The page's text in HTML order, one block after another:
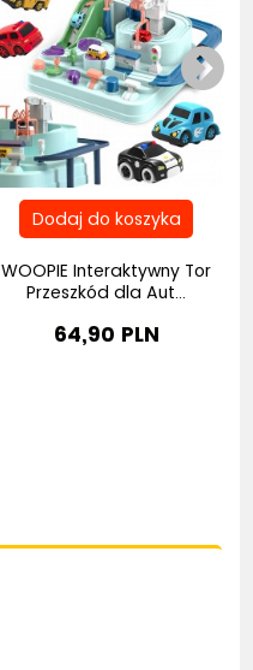
WOOPIE Interaktywny Tor
Przeszkód dla Aut...
64,90 PLN